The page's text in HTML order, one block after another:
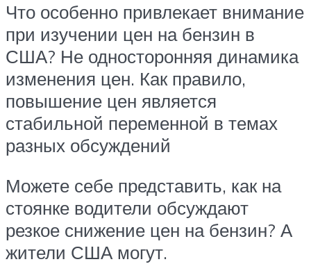
Что особенно привлекает внимание
при изучении цен на бензин в
США? Не односторонняя динамика
изменения цен. Как правило,
повышение цен является
стабильной переменной в темах
разных обсуждений
Можете себе представить, как на
стоянке водители обсуждают
резкое снижение цен на бензин? А
жители США могут.